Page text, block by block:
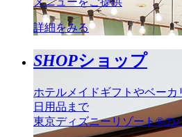
詳細をみる
SHOPショップ
ホテルメイドギフトやベーカ
日用品まで
東京ディズニーリゾート®の